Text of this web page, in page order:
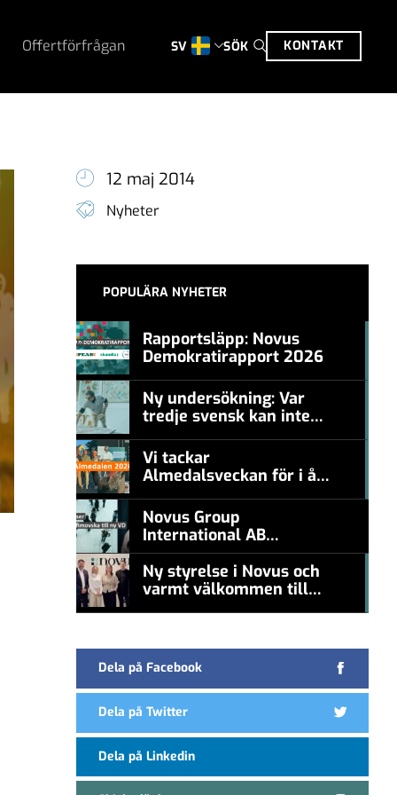
Offertförfrågan SV SÖK KONTAKT
12 maj 2014
Nyheter
POPULÄRA NYHETER
Rapportsläpp: Novus
Demokratirapport 2026
Ny undersökning: Var
tredje svensk kan inte
nämna en levande
konstnär
Vi tackar
Almedalsveckan för i år!
Novus Group
International AB
appoints Ana
Serafimovska as new
CEO
Ny styrelse i Novus och
varmt välkommen till
Carl Piva
Dela på Facebook
Dela på Twitter
Dela på Linkedin